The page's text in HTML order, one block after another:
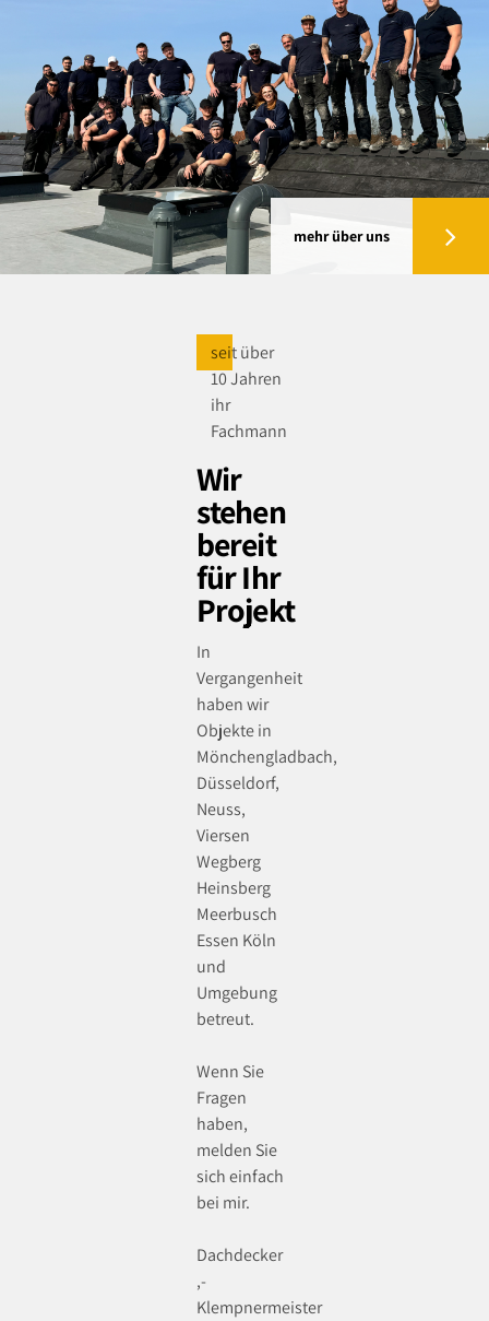
mehr über uns
seit über
10 Jahren
ihr
Fachmann
Wir
stehen
bereit
für Ihr
Projekt
In
Vergangenheit
haben wir
Objekte in
Mönchengladbach,
Düsseldorf,
Neuss,
Viersen
Wegberg
Heinsberg
Meerbusch
Essen Köln
und
Umgebung
betreut.
Wenn Sie
Fragen
haben,
melden Sie
sich einfach
bei mir.
Dachdecker
,-
Klempnermeister